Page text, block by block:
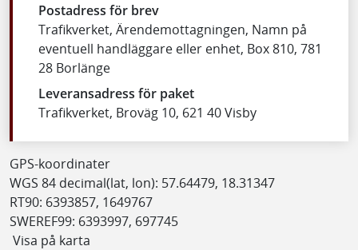
Postadress för brev
Trafikverket, Ärendemottagningen, Namn på
eventuell handläggare eller enhet, Box 810, 781
28 Borlänge
Leveransadress för paket
Trafikverket, Broväg 10, 621 40 Visby
GPS-koordinater
WGS 84 decimal(lat, lon): 57.64479, 18.31347
RT90: 6393857, 1649767
SWEREF99: 6393997, 697745
Visa på karta